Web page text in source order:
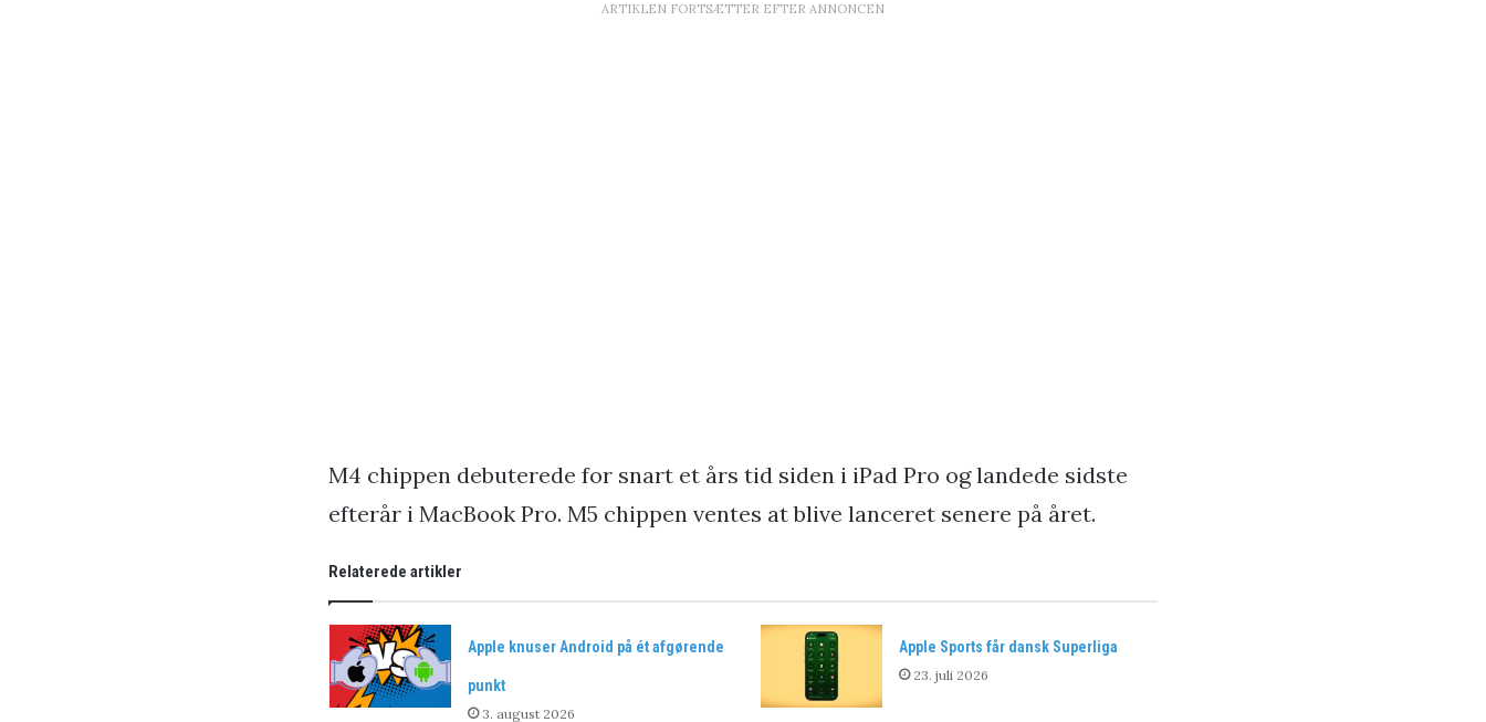
ARTIKLEN FORTSÆTTER EFTER ANNONCEN
M4 chippen debuterede for snart et års tid siden i iPad Pro og landede sidste
efterår i MacBook Pro. M5 chippen ventes at blive lanceret senere på året.
Relaterede artikler
Apple knuser Android på ét afgørende
punkt
3. august 2026
Apple Sports får dansk Superliga
23. juli 2026